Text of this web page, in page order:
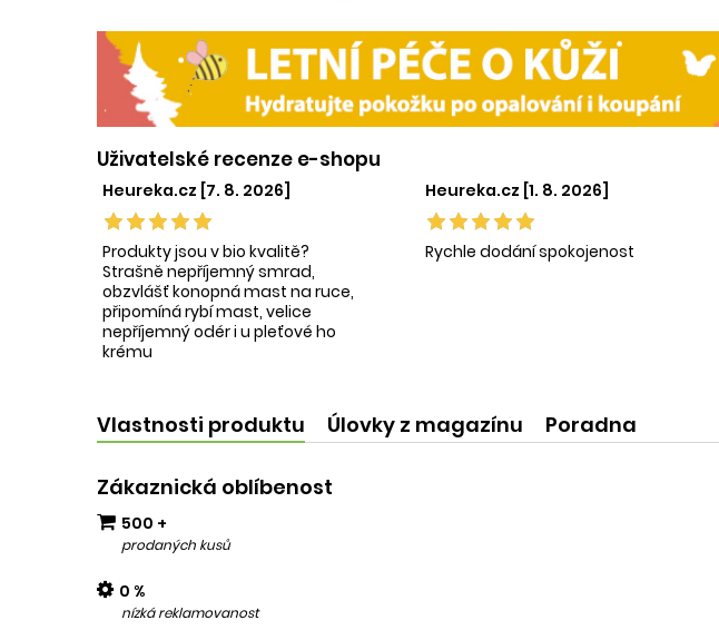
Uživatelské recenze e-shopu
Heureka.cz [7. 8. 2026]
Produkty jsou v bio kvalitě?
Strašně nepříjemný smrad,
obzvlášť konopná mast na ruce,
připomíná rybí mast, velice
nepříjemný odér i u pleťové ho
krému
Heureka.cz [1. 8. 2026]
Rychle dodání spokojenost
Vlastnosti produktu Úlovky z magazínu Poradna
Zákaznická oblíbenost
500 +
prodaných kusů
0 %
nízká reklamovanost